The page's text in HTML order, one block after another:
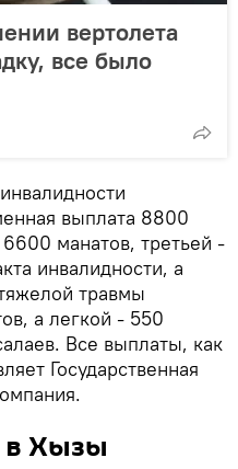
вертолета
все было
выплата 8800
манатов, третьей -
инвалидности, а
травмы
а легкой - 550
Все выплаты, как
Государственная
в Хызы